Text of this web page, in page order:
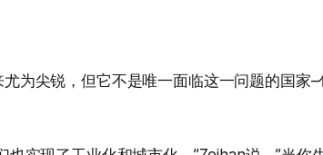
为尖锐，但它不是唯一面临这一问题的国家